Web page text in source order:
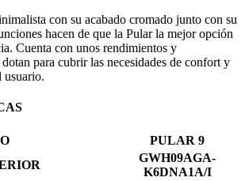
con su acabado cromado junto con su
hacen de que la Pular la mejor opción
Cuenta con unos rendimientos y
para cubrir las necesidades de confort y
usuario.
PULAR 9
GWH09AGA-
K6DNA1A/I